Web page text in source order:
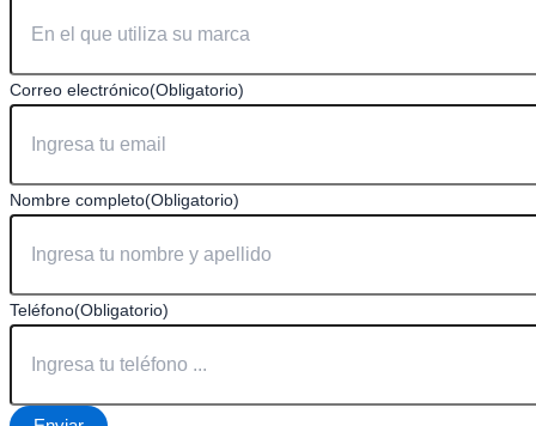
Correo electrónico(Obligatorio)
Nombre completo(Obligatorio)
Teléfono(Obligatorio)